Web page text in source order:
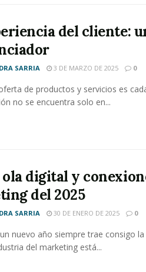
del cliente:
SARRIA 3 DE MARZO DE 2025 0
de productos y servicios es
no se encuentra solo en...
ola digital y
del 2025
SARRIA 30 DE ENERO DE 2025 0
nuevo año siempre trae consigo
del marketing está...